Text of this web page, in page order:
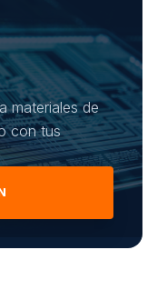
materiales de
con tus